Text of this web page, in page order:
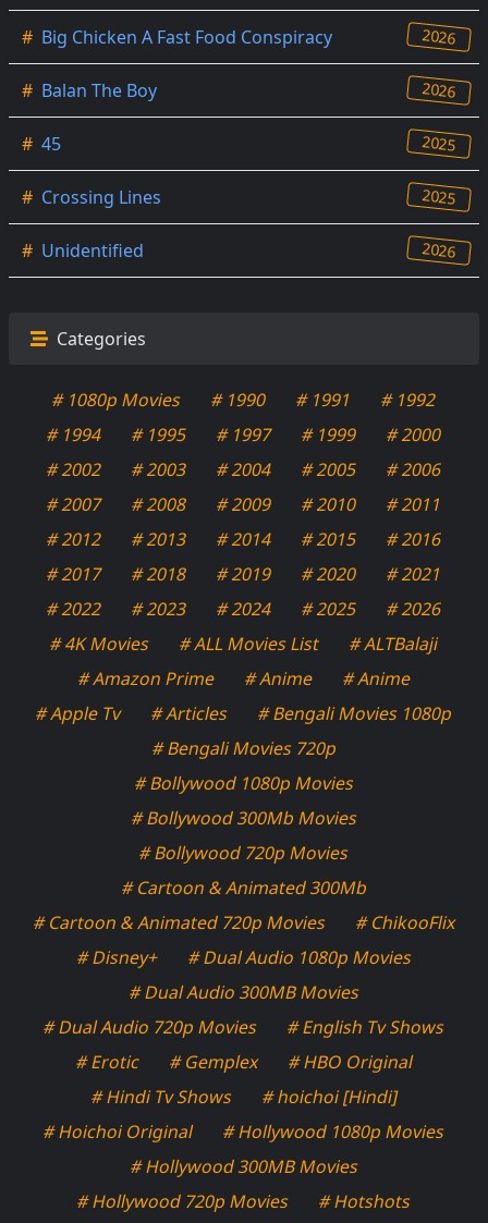
# Big Chicken A Fast Food Conspiracy 2026
# Balan The Boy 2026
# 45 2025
# Crossing Lines 2025
# Unidentified 2026
Categories
# 1080p Movies # 1990 # 1991
# 1992
# 1994
# 1995 # 1997 # 1999
# 2000
# 2002
# 2003 # 2004 # 2005
# 2006
# 2007
# 2008 # 2009 # 2010
# 2011
# 2012
# 2013 # 2014 # 2015
# 2016
# 2017
# 2018 # 2019 # 2020
# 2021
# 2022
# 2023 # 2024 # 2025
# 2026
# 4K Movies
# ALL Movies List
# ALTBalaji
# Amazon Prime
# Anime
# Anime
# Apple Tv
# Articles
# Bengali Movies 1080p
# Bengali Movies 720p
# Bollywood 1080p Movies
# Bollywood 300Mb Movies
# Bollywood 720p Movies
# Cartoon & Animated 300Mb
# Cartoon & Animated 720p Movies
# ChikooFlix
# Disney+
# Dual Audio 1080p Movies
# Dual Audio 300MB Movies
# Dual Audio 720p Movies
# English Tv Shows
# Erotic
# Gemplex
# HBO Original
# Hindi Tv Shows
# hoichoi [Hindi]
# Hoichoi Original
# Hollywood 1080p Movies
# Hollywood 300MB Movies
# Hollywood 720p Movies
# Hotshots